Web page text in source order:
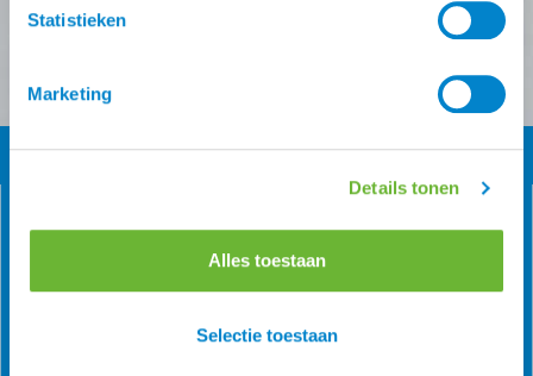
Statistieken
Marketing
Details tonen
Alles toestaan
Selectie toestaan
Versturen
Als grootste online webwinkel voor IJslandse paarden in
paardenrassen staan wij bekend voor de grote collectie